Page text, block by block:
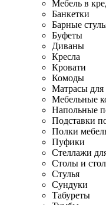
Мебель в
Банкетки
Барные
Буфеты
Диваны
Кресла
Кровати
Комоды
Матрасы для
Мебельные
Напольные
Подставки
Полки
Пуфики
Стеллажи
Столы и
Стулья
Сундуки
Табуреты